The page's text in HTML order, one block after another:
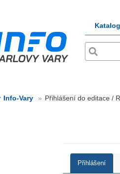
Katalog
Info-Vary Přihlášení do editace /
Přihlášení